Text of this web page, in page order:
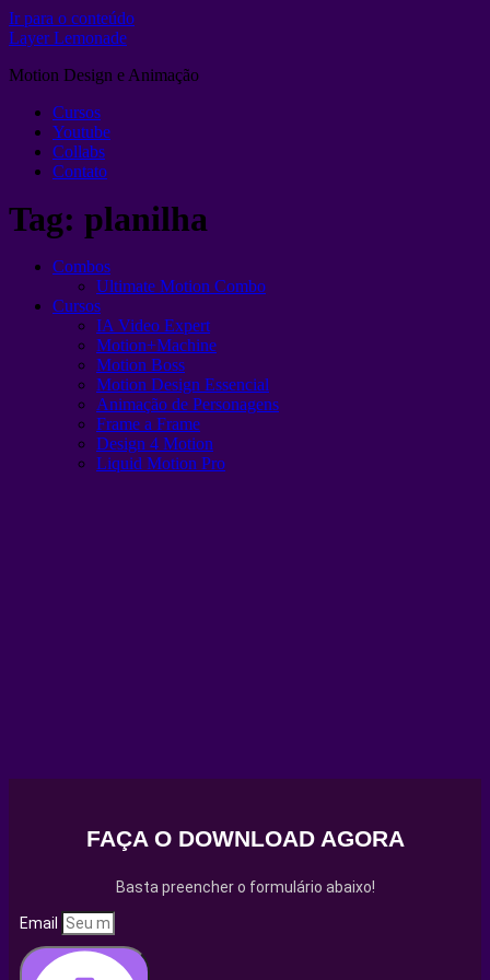
Ir para o conteúdo
Layer Lemonade
Motion Design e Animação
Cursos
Youtube
Collabs
Contato
Tag: planilha
Combos
Ultimate Motion Combo
Cursos
IA Video Expert
Motion+Machine
Motion Boss
Motion Design Essencial
Animação de Personagens
Frame a Frame
Design 4 Motion
Liquid Motion Pro
FAÇA O DOWNLOAD AGORA
Basta preencher o formulário abaixo!
Email